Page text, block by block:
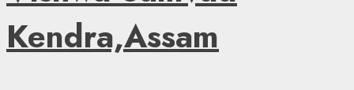
Kendra,Assam